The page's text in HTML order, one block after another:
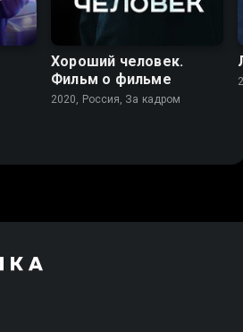
Хороший человек.
Фильм о фильме
2020, Россия, За кадром